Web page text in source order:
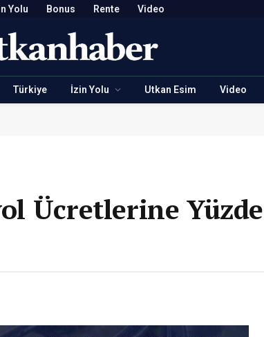
Yolu Bonus Rente Video
Türkiye İzin Yolu Utkan Esim Video
Ücretlerine